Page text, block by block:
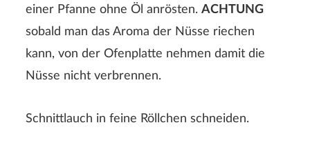
einer Pfanne ohne Öl anrösten.ACHTUNG
sobald man das Aroma der Nüsse riechen
kann, von der Ofenplatte nehmen damit die
Nüsse nicht verbrennen.
Schnittlauch in feine Röllchen schneiden.